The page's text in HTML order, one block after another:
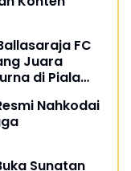
FC
Juara
di Piala
Nahkodai
Sunatan